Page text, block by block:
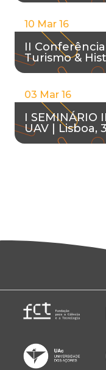
10 Mar 16
II
Turismo &
03 Mar 16
I SEMINÁRIO
UAV | Lisboa,